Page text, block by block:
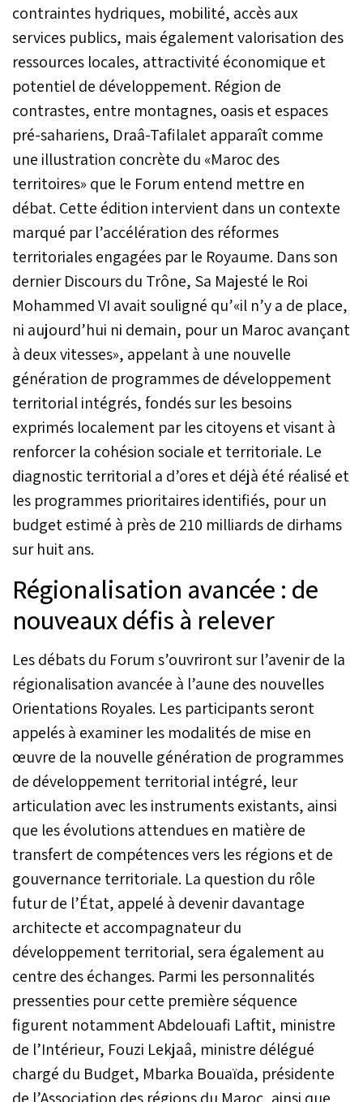
contraintes hydriques, mobilité, accès aux
services publics, mais également valorisation des
ressources locales, attractivité économique et
potentiel de développement. Région de
contrastes, entre montagnes, oasis et espaces
pré-sahariens, Draâ-Tafilalet apparaît comme
une illustration concrète du «Maroc des
territoires» que le Forum entend mettre en
débat. Cette édition intervient dans un contexte
marqué par l’accélération des réformes
territoriales engagées par le Royaume. Dans son
dernier Discours du Trône, Sa Majesté le Roi
Mohammed VI avait souligné qu’«il n’y a de place,
ni aujourd’hui ni demain, pour un Maroc avançant
à deux vitesses», appelant à une nouvelle
génération de programmes de développement
territorial intégrés, fondés sur les besoins
exprimés localement par les citoyens et visant à
renforcer la cohésion sociale et territoriale. Le
diagnostic territorial a d’ores et déjà été réalisé et
les programmes prioritaires identifiés, pour un
budget estimé à près de 210 milliards de dirhams
sur huit ans.
Régionalisation avancée : de
nouveaux défis à relever
Les débats du Forum s’ouvriront sur l’avenir de la
régionalisation avancée à l’aune des nouvelles
Orientations Royales. Les participants seront
appelés à examiner les modalités de mise en
œuvre de la nouvelle génération de programmes
de développement territorial intégré, leur
articulation avec les instruments existants, ainsi
que les évolutions attendues en matière de
transfert de compétences vers les régions et de
gouvernance territoriale. La question du rôle
futur de l’État, appelé à devenir davantage
architecte et accompagnateur du
développement territorial, sera également au
centre des échanges. Parmi les personnalités
pressenties pour cette première séquence
figurent notamment Abdelouafi Laftit, ministre
de l’Intérieur, Fouzi Lekjaâ, ministre délégué
chargé du Budget, Mbarka Bouaïda, présidente